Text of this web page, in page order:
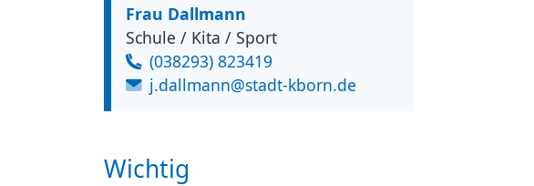
Frau Dallmann
Schule / Kita / Sport
(038293) 823419
j.dallmann@stadt-kborn.de
Wichtig